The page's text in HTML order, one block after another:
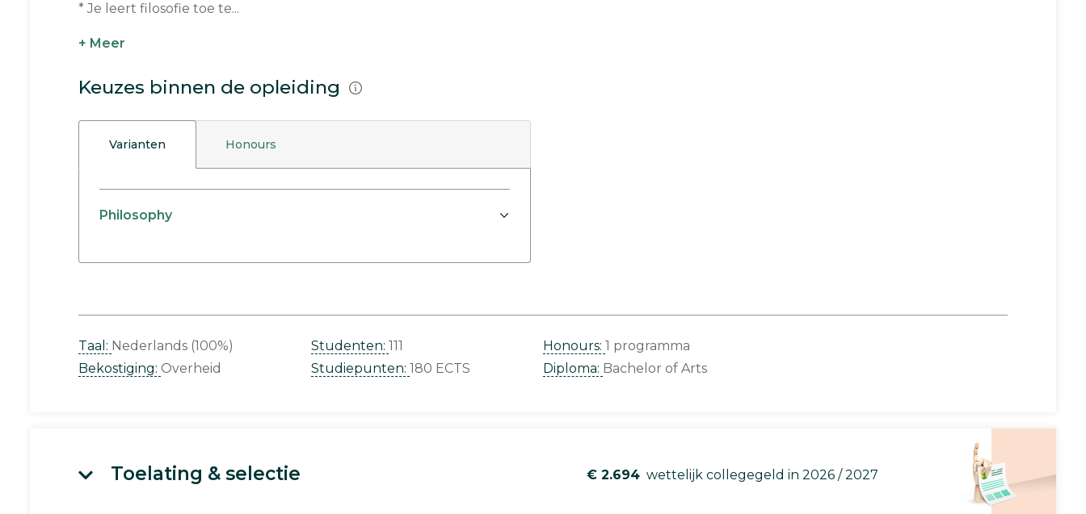
* Je leert filosofie toe te...
+ Meer
Keuzes binnen de opleiding
Varianten Honours
Philosophy
Taal: Nederlands (100%)
Bekostiging: Overheid
Studenten: 111
Studiepunten: 180 ECTS
Honours: 1 programma
Diploma: Bachelor of Arts
Toelating & selectie € 2.694 wettelijk collegegeld in 2026 / 2027